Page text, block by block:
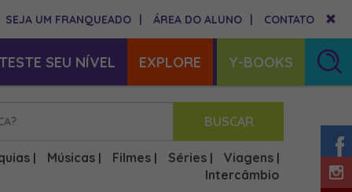
SEJA UM FRANQUEADO ÁREA DO ALUNO CONTATO
SEU NÍVEL EXPLORE Y-BOOKS
BUSCAR
Músicas Filmes Séries Viagens
Intercâmbio